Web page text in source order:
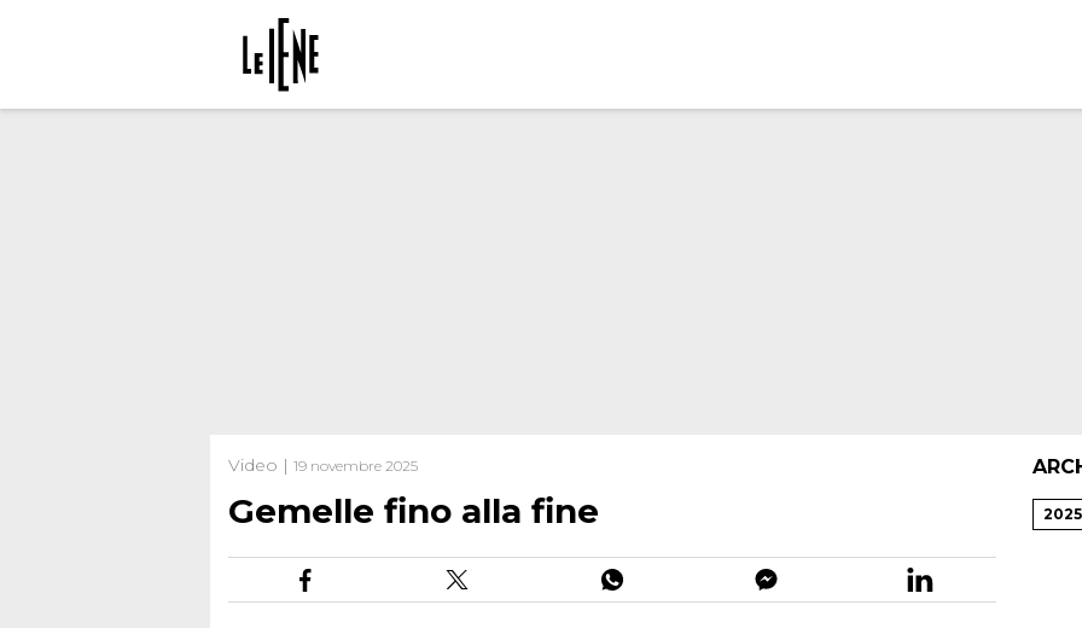
Video | 19 novembre 2025
Gemelle fino alla fine 2025